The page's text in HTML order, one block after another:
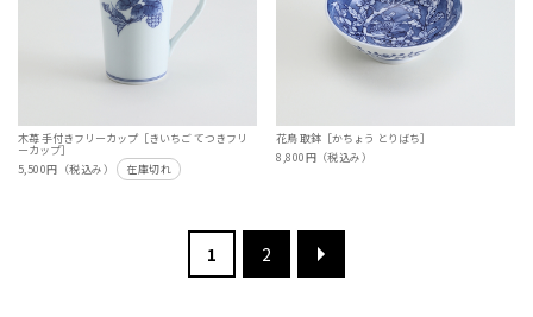
木苺 手付きフリーカップ［きいちご てつきフリ
ーカップ］
5,500円（税込み）
在庫切れ
花鳥 取鉢［かちょう とりばち］
8,800円（税込み）
1 2